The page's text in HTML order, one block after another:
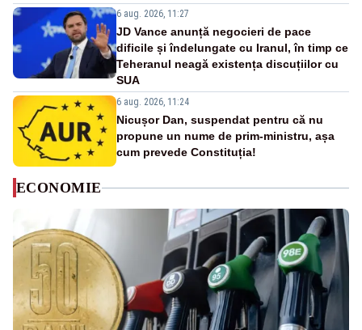
6 aug. 2026, 11:27
JD Vance anunță negocieri de pace
dificile și îndelungate cu Iranul, în timp ce
Teheranul neagă existența discuțiilor cu
SUA
6 aug. 2026, 11:24
Nicușor Dan, suspendat pentru că nu
propune un nume de prim-ministru, așa
cum prevede Constituția!
ECONOMIE